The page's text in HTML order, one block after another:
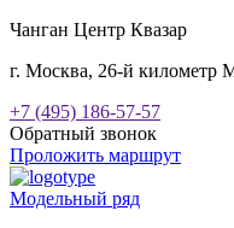
Чанган Центр Квазар
г. Москва, 26-й километр
+7 (495) 186-57-57
Обратный звонок
Проложить маршрут
Модельный ряд